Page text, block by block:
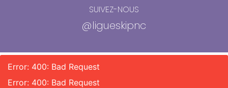
SUIVEZ-NOUS
@ligueskipnc
Error: 400: Bad Request
Error: 400: Bad Request